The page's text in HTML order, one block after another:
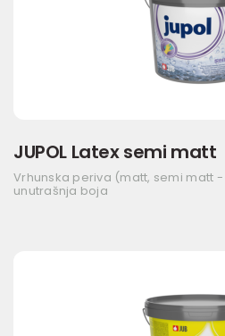
JUPOL Latex semi matt
Vrhunska periva (matt, semi matt
unutrašnja boja